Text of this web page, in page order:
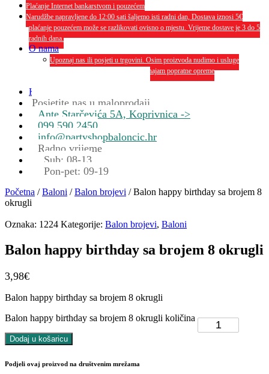
Plaćanje Internet bankarstvom i pouzećem
Narudžbe napravljene do 12:00 sati šaljemo isti radni dan, Dostava iznosi 5€
plaćanje pouzećem može se razlikovati ovisno o mjestu. Vrijeme dostave je 3 do 5
radnih dana.
O nama
Upoznaj nas ili posjeti u trgovini. Osim proizvoda nudimo i usluge
dekoriranja interijera i eksterija te najam popratne opreme
Kontakt
Posjetite nas u maloprodaji
Ante Starčevića 5A, Koprivnica ->
099 590 2450
info@partyshopbaloncic.hr
Radno vrijeme
Sub: 08-13
Pon-pet: 09-19
Početna /Baloni /Balon brojevi / Balon happy birthday sa brojem 8
okrugli
Oznaka: 1224 Kategorije: Balon brojevi, Baloni
Balon happy birthday sa brojem 8 okrugli
3,98€
Balon happy birthday sa brojem 8 okrugli
Balon happy birthday sa brojem 8 okrugli količina
Dodaj u košaricu
Podjeli ovaj proizvod na društvenim mrežama